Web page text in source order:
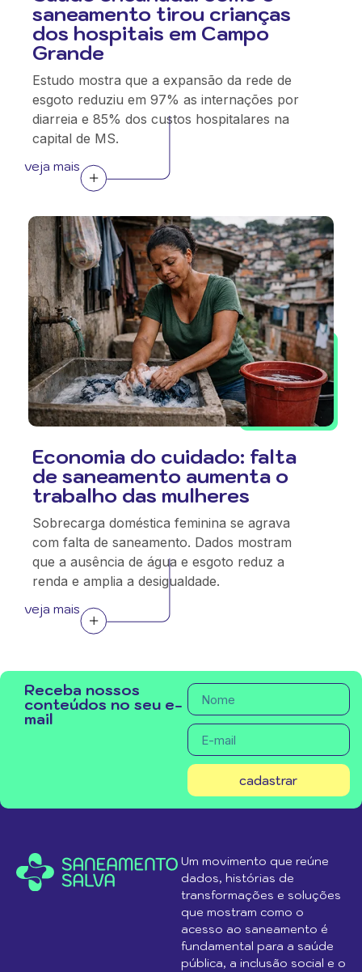
saneamento tirou crianças
dos hospitais em Campo
Grande
Estudo mostra que a expansão da rede de
esgoto reduziu em 97% as internações por
diarreia e 85% dos custos hospitalares na
capital de MS.
veja mais
Economia do cuidado: falta
de saneamento aumenta o
trabalho das mulheres
Sobrecarga doméstica feminina se agrava
com falta de saneamento. Dados mostram
que a ausência de água e esgoto reduz a
renda e amplia a desigualdade.
veja mais
Receba nossos
conteúdos no seu e-
mail
cadastrar
Um movimento que reúne
dados, histórias de
transformações e soluções
que mostram como o
acesso ao saneamento é
fundamental para a saúde
pública, a inclusão social e o